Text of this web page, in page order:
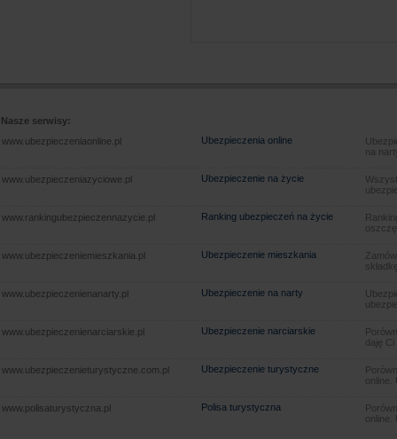
Nasze serwisy:
www.ubezpieczeniaonline.pl
Ubezpieczenia online
na
www.ubezpieczeniazyciowe.pl Ubezpieczenie na życie
www.rankingubezpieczennazycie.pl Ranking ubezpieczeń na życie
www.ubezpieczeniemieszkania.pl Ubezpieczenie mieszkania
www.ubezpieczenienanarty.pl Ubezpieczenie na narty
www.ubezpieczenienarciarskie.pl Ubezpieczenie narciarskie
daję
www.ubezpieczenieturystyczne.com.pl Ubezpieczenie turystyczne
www.polisaturystyczna.pl Polisa turystyczna